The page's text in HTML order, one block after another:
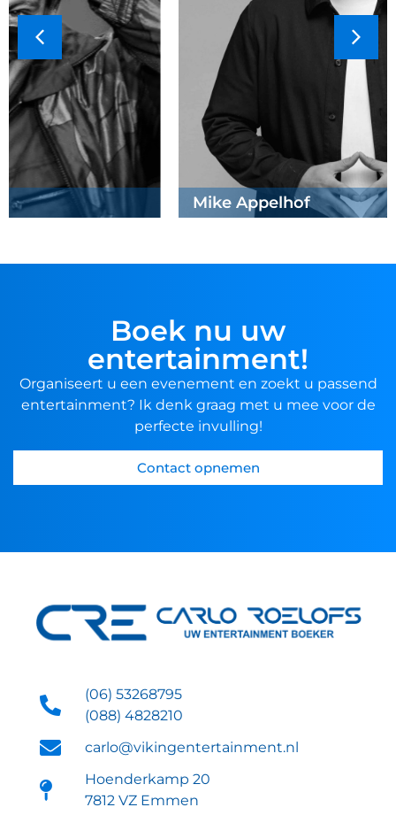
Mike Appelhof
Boek nu uw
entertainment!
Organiseert u een evenement en zoekt u passend
entertainment? Ik denk graag met u mee voor de
perfecte invulling!
Contact opnemen
(06) 53268795
(088) 4828210
carlo@vikingentertainment.nl
Hoenderkamp 20
7812 VZ Emmen